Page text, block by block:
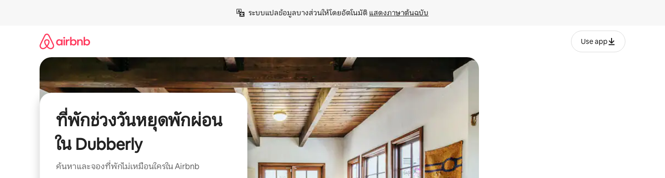
ระบบแปลข้อมูลบางส่วนให้โดยอัตโนมัติ แสดงภาษาต้นฉบับ
Use app
ที่พักช่วงวันหยุดพักผ่อน
ใน Dubberly
ค้นหาและจองที่พักไม่เหมือนใครใน Airbnb